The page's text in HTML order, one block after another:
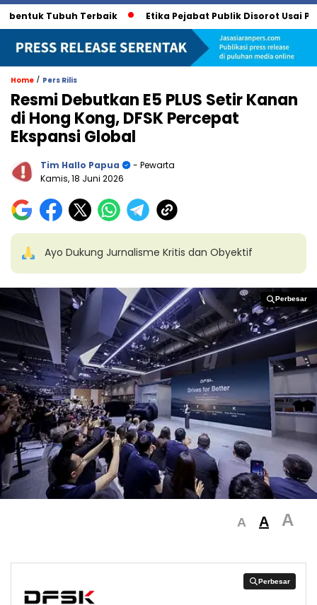
Tubuh Terbaik Etika Pejabat Publik Disorot Usai Polemik
Home / Pers Rilis
Resmi Debutkan E5 PLUS Setir Kanan
di Hong Kong, DFSK Percepat
Ekspansi Global
Tim Hallo Papua
- Pewarta
Kamis, 18 Juni 2026
Ayo Dukung Jurnalisme Kritis dan Obyektif
Perbesar
Perbesar
A A A
Perbesar
Perbesar